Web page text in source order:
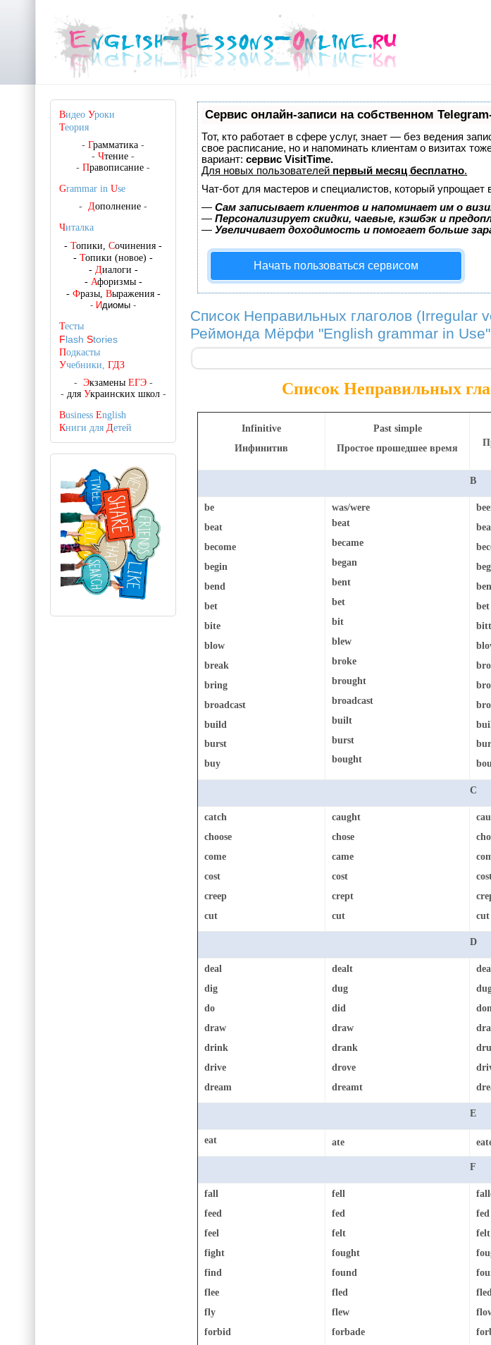
Сервис онлайн-записи на собственном
Тот, кто работает в сфере услуг, знает — без ведения
свое расписание, но и напоминать клиентам о визитах
вариант:сервис VisitTime.
Для новых пользователей первый месяц бесплатно.
Чат-бот для мастеров и специалистов, который упрощает
—Сам записывает клиентов и напоминает им о
—Персонализирует скидки, чаевые, кэшбэк и
—Увеличивает доходимость и помогает больше
Начать пользоваться сервисом
Список Неправильных глаголов
Реймонда Мёрфи "English grammar in Use"
Список Неправильных
Infinitive
Инфинитив
Past simple
Простое прошедшее время
B
be
beat
become
begin
bend
bet
bite
blow
break
bring
broadcast
build
burst
buy
was/were
beat
became
began
bent
bet
bit
blew
broke
brought
broadcast
built
burst
bought
bet
C
catch
choose
come
cost
creep
cut
caught
chose
came
cost
crept
cut
cut
D
deal
dig
do
draw
drink
drive
dream
dealt
dug
did
draw
drank
drove
dreamt
E
eat ate
F
fall
feed
feel
fight
find
flee
fly
forbid
fell
fed
felt
fought
found
fled
flew
forbade
fed
felt
fled
Видео Уроки
Теория
-Грамматика -
-Чтение -
-Правописание -
Grammar inUse
- Дополнение -
Читалка
-Топики,Сочинения -
-Топики (новое) -
- Диалоги -
- Афоризмы-
- Фразы, Выражения-
- Идиомы -
Тесты
Flash Stories
Подкасты
Учебники, ГДЗ
- Экзамены ЕГЭ-
- для Украинских школ-
BusinessEnglish
Книги дляДетей